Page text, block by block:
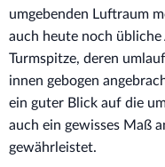
umgebenden Luftraum
auch heute noch
Turmspitze, deren
innen gebogen
ein guter Blick auf die
auch ein gewisses Maß
gewährleistet.